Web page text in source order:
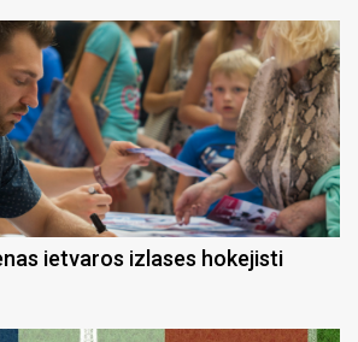
ietvaros izlases hokejisti